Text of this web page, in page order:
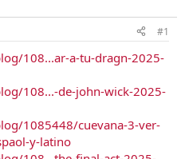
#1
108...ar-a-tu-dragn-2025-
108...-de-john-wick-2025-
1085448/cuevana-3-ver-
y-latino